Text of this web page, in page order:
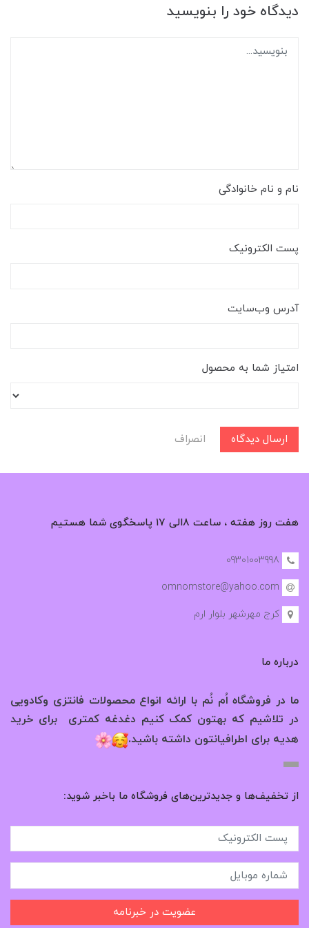
دیدگاه خود را بنویسید
نام و نام خانوادگی
پست الکترونیک
آدرس وب‌سایت
امتیاز شما به محصول
ارسال دیدگاه انصراف
هفت روز هفته ، ساعت ۸الی ۱۷ پاسخگوی شما هستیم
09301003998
omnomstore@yahoo.com
کرج مهرشهر بلوار ارم
درباره ما
ما در فروشگاه اُم نُم با ارائه انواع محصولات فانتزی وکادویی
در تلاشیم که بهتون کمک کنیم دغدغه کمتری برای خرید
هدیه برای اطرافیانتون داشته باشید.
از تخفیف‌ها و جدیدترین‌های فروشگاه ما باخبر شوید:
عضویت در خبرنامه